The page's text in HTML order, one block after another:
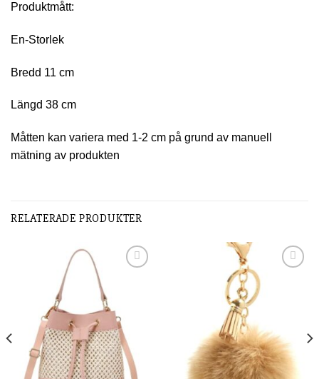
Produktmått:
En-Storlek
Bredd 11 cm
Längd 38 cm
Måtten kan variera med 1-2 cm på grund av manuell
mätning av produkten
RELATERADE PRODUKTER